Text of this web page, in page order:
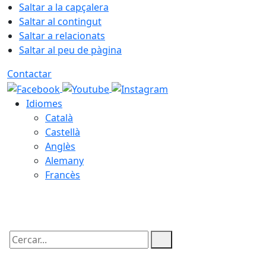
Saltar a la capçalera
Saltar al contingut
Saltar a relacionats
Saltar al peu de pàgina
Contactar
Idiomes
Català
Castellà
Anglès
Alemany
Francès
Cercar: